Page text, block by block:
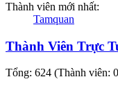
Thành viên mới nhất:
Tamquan
Thành Viên Trực
Tổng: 624 (Thành viên: